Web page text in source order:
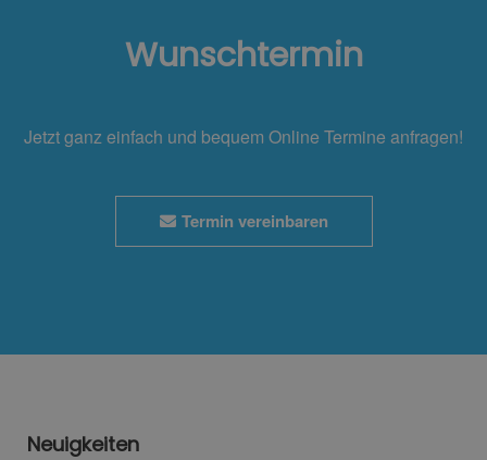
Wunschtermin
Jetzt ganz einfach und bequem Online Termine anfragen!
Termin vereinbaren
Neuigkeiten